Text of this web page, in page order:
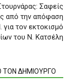
Σαφείς
από την απόφαση
τoν εκτοκισμό
του Ν. Κατσέλη
ΤΟΝ ΔΗΜΙΟΥΡΓΟ